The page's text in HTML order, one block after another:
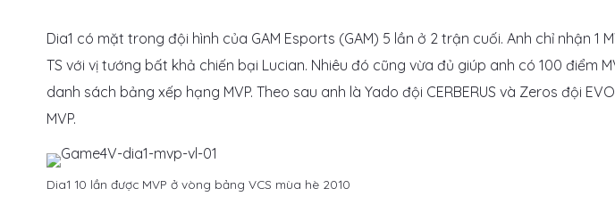
Dia1 có mặt trong đội hình của GAM Esports (GAM) 5 lần ở 2 trận cuối. Anh chỉ nhận 1
TS với vị tướng bất khả chiến bại Lucian. Nhiêu đó cũng vừa đủ giúp anh có 100 điểm
danh sách bảng xếp hạng MVP. Theo sau anh là Yado đội CERBERUS và Zeros đội
MVP.
Dia1 10 lần được MVP ở vòng bảng VCS mùa hè 2010